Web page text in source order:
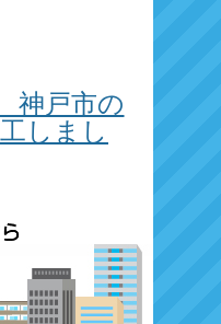
神戸市の
しまし